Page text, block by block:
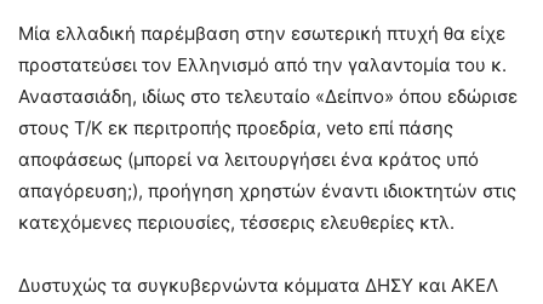
Μία ελλαδική παρέμβαση στην εσωτερική πτυχή θα είχε
προστατεύσει τον Ελληνισμό από την γαλαντομία του κ.
Αναστασιάδη, ιδίως στο τελευταίο «Δείπνο» όπου εδώρισε
στους Τ/Κ εκ περιτροπής προεδρία, veto επί πάσης
αποφάσεως (μπορεί να λειτουργήσει ένα κράτος υπό
απαγόρευση;), προήγηση χρηστών έναντι ιδιοκτητών στις
κατεχόμενες περιουσίες, τέσσερις ελευθερίες κτλ.
Δυστυχώς τα συγκυβερνώντα κόμματα ΔΗΣΥ και ΑΚΕΛ